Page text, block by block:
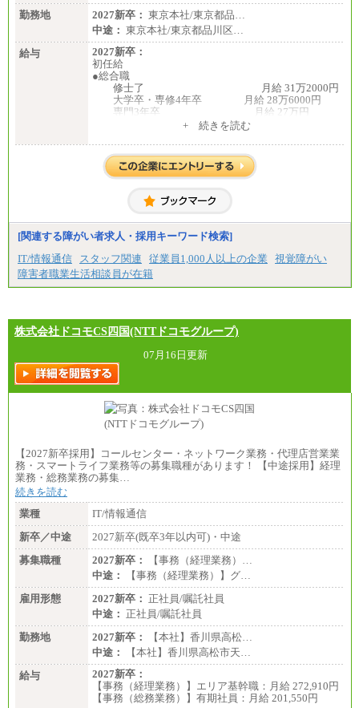
勤務地
2027新卒： 東京本社/東京都品…
中途： 東京本社/東京都品川区…
給与
2027新卒：
初任給
●総合職
修士了 月給 31万2000円
大学卒・専修4年卒 月給 28万6000円
専門3年卒 月給 27万円
専門2年・短大・高専卒 月給 26万円
経験・能力を考慮のうえ、当社規程に基づき決定い
たします。
大学卒 月給 25万3000
中途：
月給250,000円～300,000円
※ご経験を考慮の上決定します
※試用期間はありません
+ 続きを読む
[関連する障がい者求人・採用キーワード検索]
IT/情報通信
スタッフ関連 従業員1,000人以上の企業
視覚障がい
障害者職業生活相談員が在籍
株式会社ドコモCS四国(NTTドコモグループ)
07月16日更新
【2027新卒採用】コールセンター・ネットワーク業務・代理店営業業
務・スマートライフ業務等の募集職種があります！ 【中途採用】経理
業務・総務業務の募集…
続きを読む
業種
IT/情報通信
新卒／中途
2027新卒(既卒3年以内可)・中途
募集職種
2027新卒：
【事務（経理業務）…
中途：
【事務（経理業務）】グ…
雇用形態
2027新卒： 正社員/嘱託社員
中途： 正社員/嘱託社員
勤務地
2027新卒：
【本社】香川県高松…
中途：
【本社】香川県高松市天…
給与
2027新卒：
【事務（経理業務）】エリア基幹職：月給 272,910円
【事務（総務業務）】有期社員：月給 201,550円